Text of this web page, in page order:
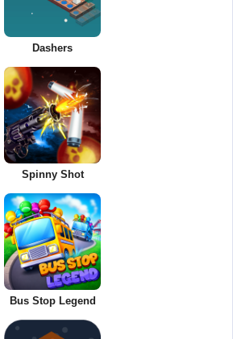
Dashers
Spinny Shot
Bus Stop Legend